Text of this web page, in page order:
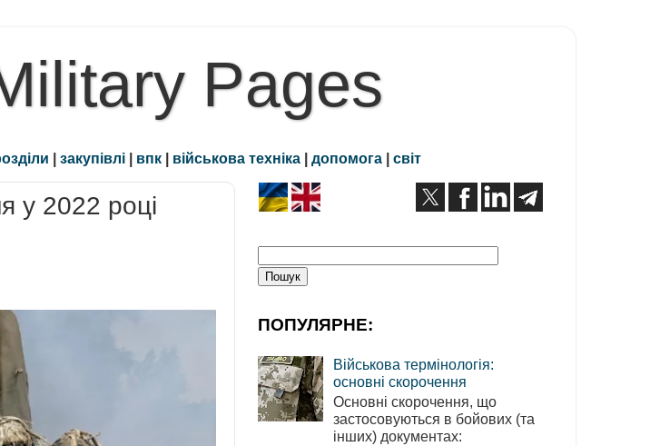
Pages
| закупівлі | впк | військова техніка | допомога | світ
у 2022 році
ПОПУЛЯРНЕ:
Військова термінологія:
основні скорочення
Основні скорочення, що
застосовуються в бойових (та
інших) документах: